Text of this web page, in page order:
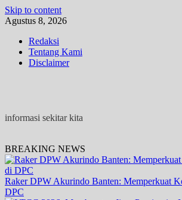
Skip to content
Agustus 8, 2026
Redaksi
Tentang Kami
Disclaimer
informasi sekitar kita
BREAKING NEWS
Raker DPW Akurindo Banten: Memperkuat
DPC